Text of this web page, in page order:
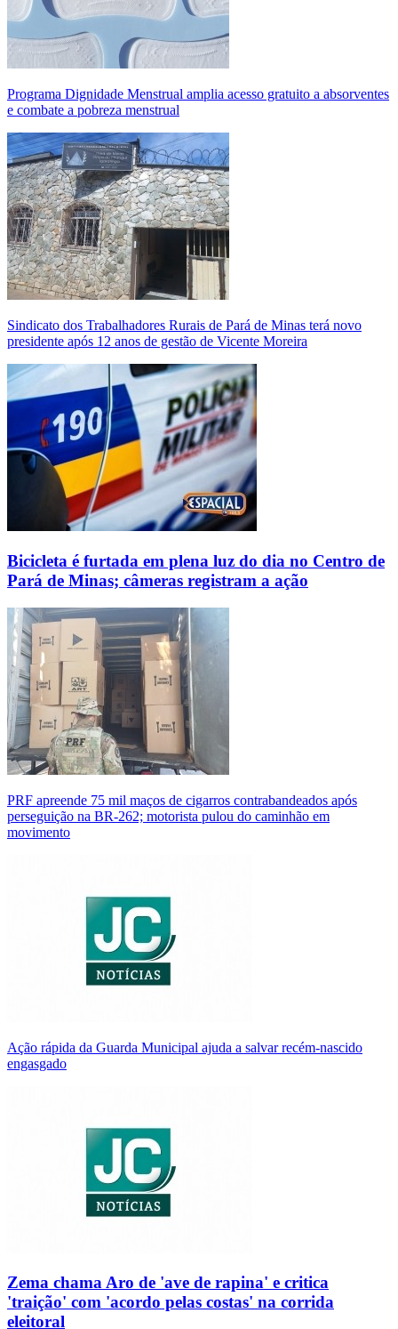
Programa Dignidade Menstrual amplia acesso gratuito a absorventes
e combate a pobreza menstrual
Sindicato dos Trabalhadores Rurais de Pará de Minas terá novo
presidente após 12 anos de gestão de Vicente Moreira
Bicicleta é furtada em plena luz do dia no Centro de
Pará de Minas; câmeras registram a ação
PRF apreende 75 mil maços de cigarros contrabandeados após
perseguição na BR-262; motorista pulou do caminhão em
movimento
Ação rápida da Guarda Municipal ajuda a salvar recém-nascido
engasgado
Zema chama Aro de 'ave de rapina' e critica
'traição' com 'acordo pelas costas' na corrida
eleitoral